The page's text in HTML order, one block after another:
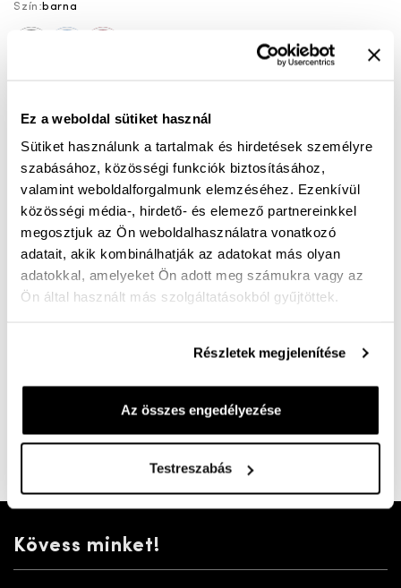
Ez a weboldal sütiket használ
Sütiket használunk a tartalmak és hirdetések személyre
szabásához, közösségi funkciók biztosításához,
valamint weboldalforgalmunk elemzéséhez. Ezenkívül
közösségi média-, hirdető- és elemező partnereinkkel
megosztjuk az Ön weboldalhasználatra vonatkozó
adatait, akik kombinálhatják az adatokat más olyan
adatokkal, amelyeket Ön adott meg számukra vagy az
Ön által használt más szolgáltatásokból gyűjtöttek.
Részletek megjelenítése
Az összes engedélyezése
Testreszabás
Szín: barna
Mérettáblázat
Szállítási idő:
G bő felsőrésszel, puha bőrből készült női félcipő.
viselet. Munkába, egyenruhákhoz is illik. Rugalmas talp.
Kövess minket!